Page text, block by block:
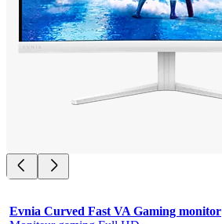
Evnia Curved Fast VA Gaming monitor